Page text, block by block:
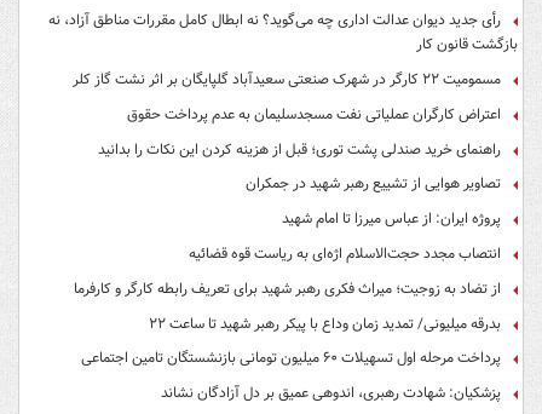
رأی جدید دیوان عدالت اداری چه می‌گوید؟ نه ابطال کامل مقررات مناطق آزاد، نه
بازگشت قانون کار
مسمومیت ۲۲ کارگر در شهرک صنعتی سعیدآباد گلپایگان بر اثر نشت گاز کلر
اعتراض کارگران عملیاتی نفت مسجدسلیمان به عدم پرداخت حقوق
راهنمای خرید صندلی پشت توری؛ قبل از هزینه کردن این نکات را بدانید
تصاویر هوایی از تشییع رهبر شهید در جمکران
پروژه ایران: از عباس میرزا تا امام شهید
انتصاب مجدد حجت‌الاسلام اژه‌ای به ریاست قوه‌ قضائیه
از تضاد به زوجیت؛ میراث فکری رهبر شهید برای تعریف رابطه کارگر و کارفرما
بدرقه میلیونی/ تمدید زمان وداع با پیکر رهبر شهید تا ساعت ۲۲
پرداخت مرحله اول تسهیلات ۶۰ میلیون تومانی بازنشستگان تامین اجتماعی
پزشکیان: شهادت رهبری، اندوهی عمیق بر دل آزادگان نشاند